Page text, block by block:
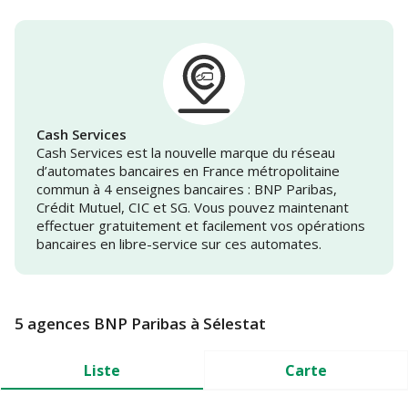
Cash Services
Cash Services est la nouvelle marque du réseau
d’automates bancaires en France métropolitaine
commun à 4 enseignes bancaires : BNP Paribas,
Crédit Mutuel, CIC et SG. Vous pouvez maintenant
effectuer gratuitement et facilement vos opérations
bancaires en libre-service sur ces automates.
5 agences BNP Paribas à Sélestat
Liste Carte